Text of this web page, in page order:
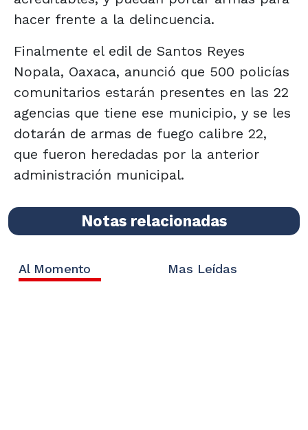
hacer frente a la delincuencia.
Finalmente el edil de Santos Reyes
Nopala, Oaxaca, anunció que 500 policías
comunitarios estarán presentes en las 22
agencias que tiene ese municipio, y se les
dotarán de armas de fuego calibre 22,
que fueron heredadas por la anterior
administración municipal.
Notas relacionadas
Al Momento Mas Leídas